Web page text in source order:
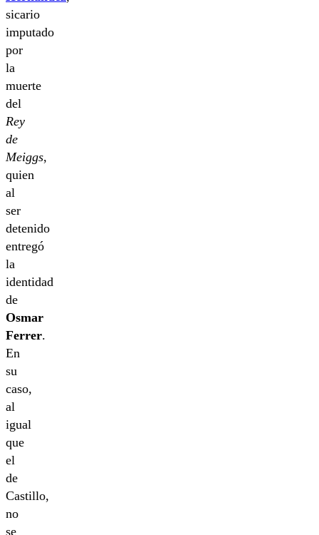
sicario
imputado
por
la
muerte
del
Rey
de
Meiggs,
quien
al
ser
detenido
entregó
la
identidad
de
Osmar
Ferrer.
En
su
caso,
al
igual
que
el
de
Castillo,
no
se